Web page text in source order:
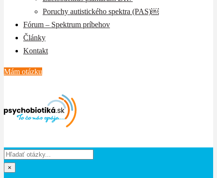
Poruchy autistického spektra (PAS)￼
Fórum – Spektrum príbehov
Články
Kontakt
Mám otázku
×